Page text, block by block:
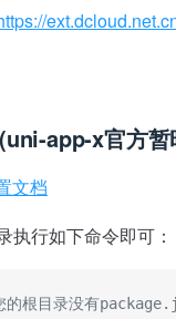
app-x官方
文档
执行如下命令即可：
根目录没有